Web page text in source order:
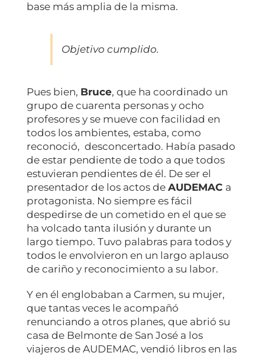
base más amplia de la misma.
Objetivo cumplido.
Pues bien, Bruce, que ha coordinado un
grupo de cuarenta personas y ocho
profesores y se mueve con facilidad en
todos los ambientes, estaba, como
reconoció, desconcertado. Había pasado
de estar pendiente de todo a que todos
estuvieran pendientes de él. De ser el
presentador de los actos de AUDEMAC a
protagonista. No siempre es fácil
despedirse de un cometido en el que se
ha volcado tanta ilusión y durante un
largo tiempo. Tuvo palabras para todos y
todos le envolvieron en un largo aplauso
de cariño y reconocimiento a su labor.
Y en él englobaban a Carmen, su mujer,
que tantas veces le acompañó
renunciando a otros planes, que abrió su
casa de Belmonte de San José a los
viajeros de AUDEMAC, vendió libros en las